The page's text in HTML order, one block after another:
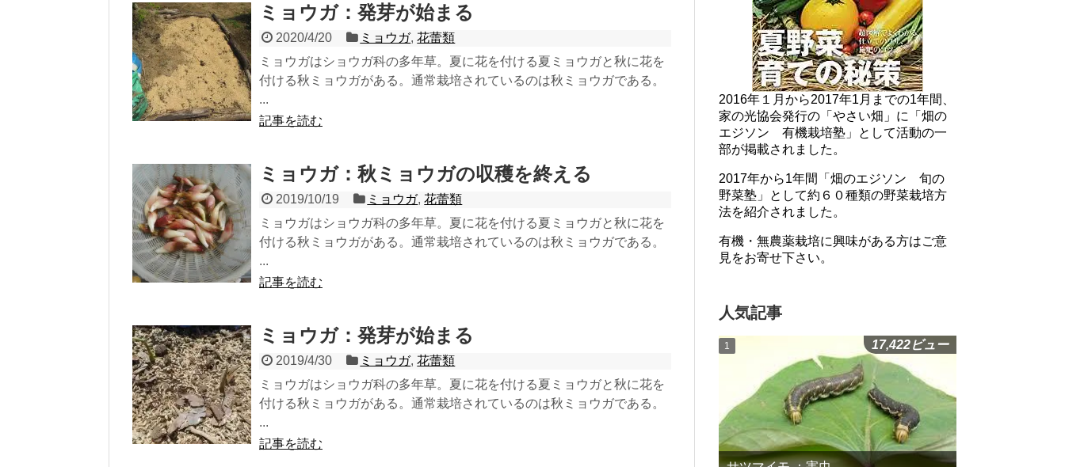
ミョウガ：発芽が始まる
2020/4/20 ミョウガ,花蕾類
ミョウガはショウガ科の多年草。夏に花を付ける夏ミョウガと秋に花を
付ける秋ミョウガがある。通常栽培されているのは秋ミョウガである。
...
記事を読む
ミョウガ：秋ミョウガの収穫を終える
2019/10/19 ミョウガ,花蕾類
ミョウガはショウガ科の多年草。夏に花を付ける夏ミョウガと秋に花を
付ける秋ミョウガがある。通常栽培されているのは秋ミョウガである。
...
記事を読む
ミョウガ：発芽が始まる
2019/4/30 ミョウガ,花蕾類
ミョウガはショウガ科の多年草。夏に花を付ける夏ミョウガと秋に花を
付ける秋ミョウガがある。通常栽培されているのは秋ミョウガである。
...
記事を読む
2016年１月から2017年1月までの1年間、
家の光協会発行の「やさい畑」に「畑の
エジソン 有機栽培塾」として活動の一
部が掲載されました。
2017年から1年間「畑のエジソン 旬の
野菜塾」として約６０種類の野菜栽培方
法を紹介されました。
有機・無農薬栽培に興味がある方はご意
見をお寄せ下さい。
人気記事
17,422ビュー